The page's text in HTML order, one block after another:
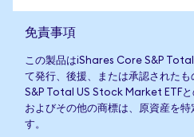
免責事項
この製品はiShares Core S&P
て発行、後援、または承認された
S&P Total US Stock Market ETFと
およびその他の商標は、原資産を
す。